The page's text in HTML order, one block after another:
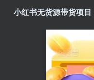
小红书无货源带货项